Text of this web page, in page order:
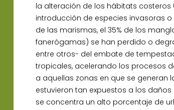
la alteración de los hábitats
introducción de especies invasoras
de las marismas, el 35% de los
fanerógamas) se han perdido o
entre otros- del embate de
tropicales, acelerando los procesos
a aquellas zonas en que se
estuvieron tan expuestos a los
se concentra un alto porcentaje de